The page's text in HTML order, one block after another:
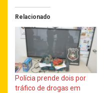
Relacionado
Polícia prende dois por
tráfico de drogas em